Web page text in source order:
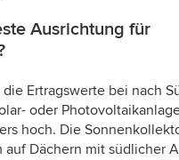
Ausrichtung für
Ertragswerte bei nach
oder
hoch. Die
auf Dächern mit südlicher